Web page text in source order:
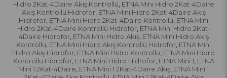
Hidro 2Kat-4Daire Akış Kontrollü ETNA Mini Hidro 2Kat-4Daire
Akış Kontrollü Hidrofor, ETNA Mini Hidro 2Kat-4Daire Akış
Hidrofor ETNA Mini Hidro 2Kat-4Daire Kontrollü ETNA Mini
Hidro 2Kat-4Daire Kontrollü Hidrofor, ETNA Mini Hidro 2Kat-
4Daire Hidrofor, ETNA Mini Hidro Akış, ETNA Mini Hidro Akış
Kontrollü ETNA Mini Hidro Akış Kontrollü Hidrofor ETNA Mini
Hidro Akış Hidrofor ETNA Mini Hidro Kontrollü ETNA Mini Hidro
Kontrollü Hidrofor, ETNA Mini Hidro Hidrofor, ETNA Mini 1 ETNA
Mini 1 2Kat-4Daire ETNA Mini 1 2Kat-4Daire Akış ETNA Mini 1